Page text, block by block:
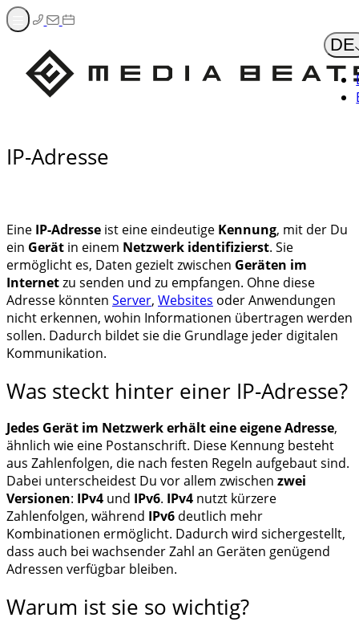
Zum
Inhalt
springen
DE
IP-Adresse
Eine IP-Adresse ist eine eindeutige Kennung, mit der Du
ein Gerät in einem Netzwerk identifizierst. Sie
ermöglicht es, Daten gezielt zwischen Geräten im
Internetzu senden und zu empfangen. Ohne diese
Adresse könnten Server, Websites oder Anwendungen
nicht erkennen, wohin Informationen übertragen werden
sollen. Dadurch bildet sie die Grundlage jeder digitalen
Kommunikation.
Was steckt hinter einer IP-Adresse?
Jedes Gerät im Netzwerk erhält eine eigene Adresse,
ähnlich wie eine Postanschrift. Diese Kennung besteht
aus Zahlenfolgen, die nach festen Regeln aufgebaut sind.
Dabei unterscheidest Du vor allem zwischen zwei
Versionen: IPv4 und IPv6. IPv4 nutzt kürzere
Zahlenfolgen, während IPv6 deutlich mehr
Kombinationen ermöglicht. Dadurch wird sichergestellt,
dass auch bei wachsender Zahl an Geräten genügend
Adressen verfügbar bleiben.
Warum ist sie so wichtig?